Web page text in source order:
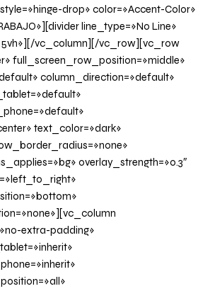
drop» color=»Accent-Color»
line_type=»No Line»
vc_column][/vc_row][vc_row
full_screen_row_position=»middle»
column_direction=»default»
text_color=»dark»
overlay_strength=»0.3″
extra-padding»